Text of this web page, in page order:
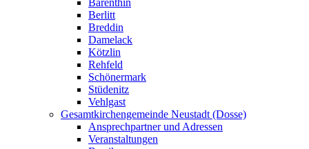
Berlitt
Breddin
Damelack
Kötzlin
Rehfeld
Schönermark
Stüdenitz
Vehlgast
Gesamtkirchengemeinde Neustadt (Dosse)
Ansprechpartner und Adressen
Veranstaltungen